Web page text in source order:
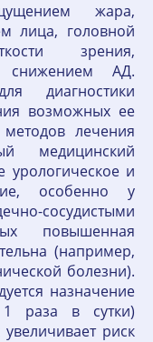
жара,
лица, головной
зрения,
снижением АД.
диагностики
возможных ее
лечения
медицинский
урологическое и
особенно у
сосудистыми
повышенная
(например,
болезни).
назначение
раза в сутки)
риск